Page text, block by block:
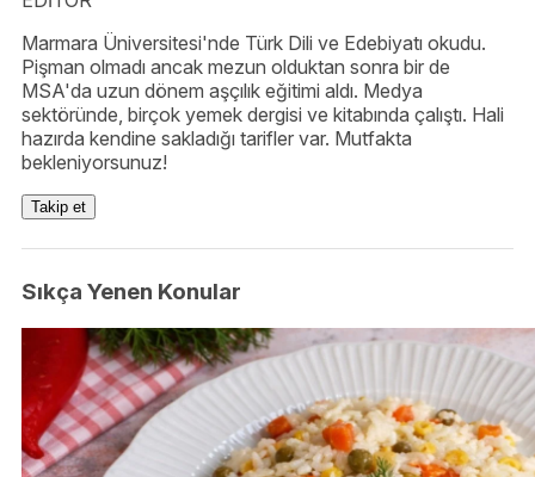
Marmara Üniversitesi'nde Türk Dili ve Edebiyatı okudu.
Pişman olmadı ancak mezun olduktan sonra bir de
MSA'da uzun dönem aşçılık eğitimi aldı. Medya
sektöründe, birçok yemek dergisi ve kitabında çalıştı. Hali
hazırda kendine sakladığı tarifler var. Mutfakta
bekleniyorsunuz!
Takip et
Sıkça Yenen Konular